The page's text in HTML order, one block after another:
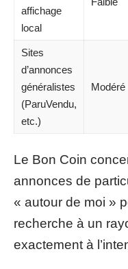
affichage
local
Sites
d’annonces
généralistes
(ParuVendu,
etc.)
Modéré
Le Bon Coin
annonces de
« autour de moi »
recherche à un
exactement à